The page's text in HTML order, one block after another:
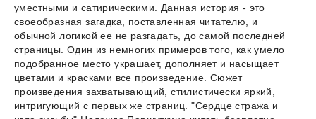
уместными и сатирическими. Данная история - это
своеобразная загадка, поставленная читателю, и
обычной логикой ее не разгадать, до самой последней
страницы. Один из немногих примеров того, как умело
подобранное место украшает, дополняет и насыщает
цветами и красками все произведение. Сюжет
произведения захватывающий, стилистически яркий,
интригующий с первых же страниц. "Сердце стража и